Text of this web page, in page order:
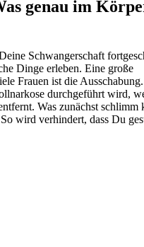
genau im
Schwangerschaft
Dinge erleben. Eine große
Frauen ist die
durchgeführt wird,
Was zunächst schlimm
wird verhindert, dass Du